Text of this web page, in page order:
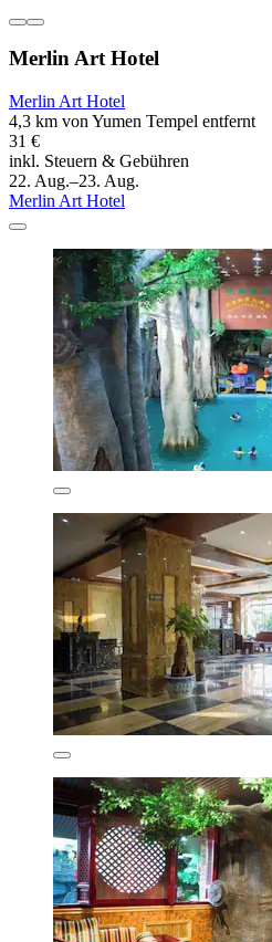
Merlin Art Hotel
Merlin Art Hotel
4,3 km von Yumen Tempel entfernt
31 €
inkl. Steuern & Gebühren
22. Aug.–23. Aug.
Merlin Art Hotel